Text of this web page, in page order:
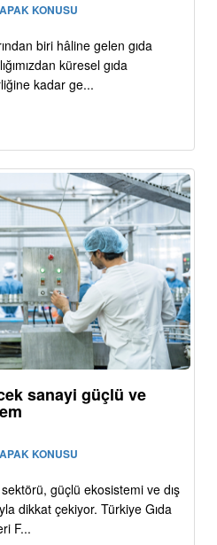
KONUSU
biri hâline gelen gıda
küresel gıda
kadar ge...
sanayi güçlü ve
KONUSU
güçlü ekosistemi ve dış
dikkat çekiyor. Türkiye Gıda
F...